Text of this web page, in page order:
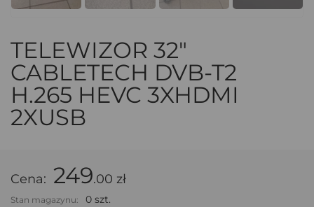
TELEWIZOR 32"
CABLETECH DVB-T2
H.265 HEVC 3XHDMI
2XUSB
Cena: 249.00 zł
Stan magazynu: 0 szt.